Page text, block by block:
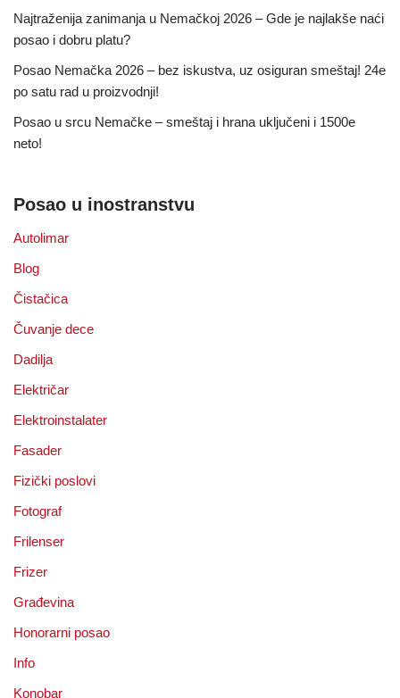
Najtraženija zanimanja u Nemačkoj 2026 – Gde je najlakše naći
posao i dobru platu?
Posao Nemačka 2026 – bez iskustva, uz osiguran smeštaj! 24e
po satu rad u proizvodnji!
Posao u srcu Nemačke – smeštaj i hrana uključeni i 1500e
neto!
Posao u inostranstvu
Autolimar
Blog
Čistačica
Čuvanje dece
Dadilja
Električar
Elektroinstalater
Fasader
Fizički poslovi
Fotograf
Frilenser
Frizer
Građevina
Honorarni posao
Info
Konobar